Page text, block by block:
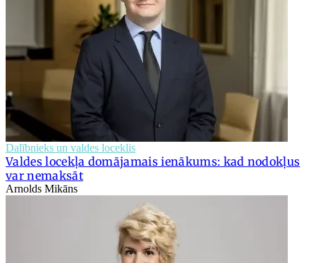
Dalībnieks un valdes loceklis
Valdes locekļa domājamais ienākums: kad nodokļus
var nemaksāt
Arnolds Mikāns